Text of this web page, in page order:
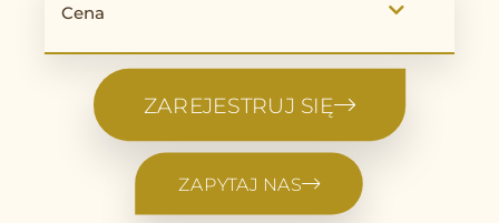
Cena
ZAREJESTRUJ SIĘ
ZAPYTAJ NAS